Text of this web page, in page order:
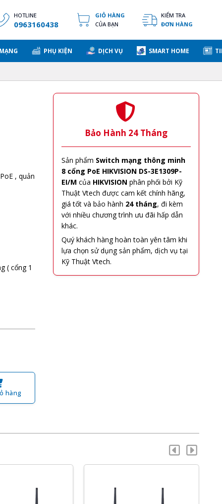
HOTLINE
0963160438
GIỎ HÀNG
CỦA BẠN
KIỂM TRA
ĐƠN HÀNG
PHỤ KIỆN DỊCH VỤ SMART HOME
, quản
( cổng 1
hàng
Bảo Hành 24 Tháng
Sản phẩm Switch mạng thông minh
8 cổng PoE HIKVISION DS-3E1309P-
EI/M của HIKVISION phân phối bởi Kỹ
Thuật Vtech được cam kết chính hãng,
giá tốt và bảo hành 24 tháng, đi kèm
với nhiều chương trình ưu đãi hấp dẫn
khác.
Quý khách hàng hoàn toàn yên tâm khi
lựa chọn sử dụng sản phẩm, dịch vụ tại
Kỹ Thuật Vtech.